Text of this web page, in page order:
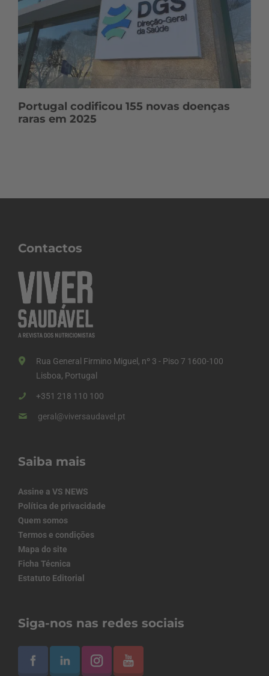
Portugal codificou 155 novas doenças
raras em 2025
Contactos
Rua General Firmino Miguel, nº 3 - Piso 7 1600-100
Lisboa, Portugal
+351 218 110 100
geral@viversaudavel.pt
Saiba mais
Assine a VS NEWS
Política de privacidade
Quem somos
Termos e condições
Mapa do site
Ficha Técnica
Estatuto Editorial
Siga-nos nas redes sociais